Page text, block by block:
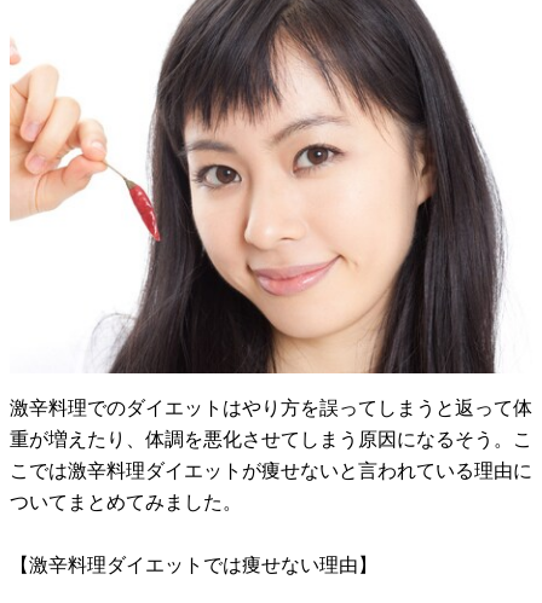
激辛料理でのダイエットはやり方を誤ってしまうと返って体
重が増えたり、体調を悪化させてしまう原因になるそう。こ
こでは激辛料理ダイエットが痩せないと言われている理由に
ついてまとめてみました。
【激辛料理ダイエットでは痩せない理由】